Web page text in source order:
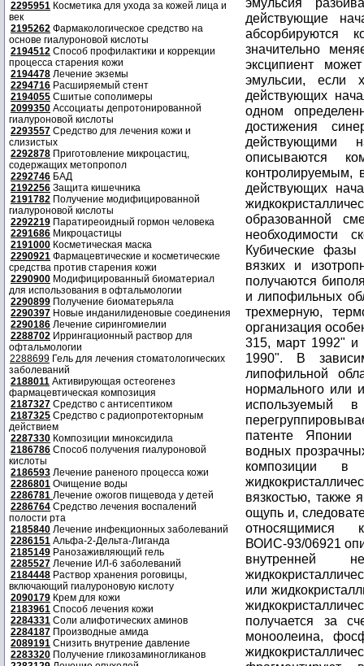
2295951 Косметика для ухода за кожей лица и
век
2195262 Фармакологическое средство на
основе гиалуроновой кислоты
2194512 Способ профилактики и коррекции
процесса старения кожи
2194478 Лечение экземы
2294716 Расширяемый стент
2194055 Сшитые сополимеры
2099350 Ассоциаты депротонированной
гиалуроновой кислоты
2293557 Средство для лечения кожи и
слизистых
2292878 Приготовление микроцастиц,
содержащих метопропол
2292746 БАД
2192256 Защита кишечника
2191782 Получение модифицированной
гиалуроновой кислоты
2292219 Паратиреоидный гормон человека
2291686 Микроцастицы
2191000 Косметическая маска
2290921 Фармацевтические и косметические
средства против старения кожи
2290900 Модифицированный биоматериал
для использования в офтальмологии
2290899 Получение биоматерьяла
2290397 Новые инданилиденовые соединения
2290186 Лечение сирингомиелии
2288702 Иррингационный раствор для
офтальмологии
2288699 Гель для лечения стоматологических
заболеваний
2188011 Активирующая остеогенез
фармацевтическая композиция
2187327 Средство с антисептиком
2187325 Средство с радиопротекторным
действием
2287330 Композиции миноксидила
2186786 Способ получения гиалуроновой
кислоты
2186593 Лечение раненого процесса кожи
2286801 Очищение воды
2286781 Лечение ожогов пищевода у детей
2286764 Средство лечения воспалений
полости рта
2185840 Лечение инфекционных заболеваний
2286151 Альфа-2-Дельта-Лиганда
2185149 Ранозаживляющий гель
2285527 Лечение ИЛ-6 заболеваний
2184448 Раствор хранения роговицы,
включающий гиалуроновую кислоту
2090179 Крем для кожи
2183961 Способ лечения кожи
2284331 Соли алифотических аминов
2284187 Производные амида
2089191 Снизить внутрение давление
2283320 Получение гликозаминогликанов
действующие
абсорбируются
значительно
эксципиент
эмульсии, если
действующих
одном
достижения
описываются
контролируемым,
действующих
образованной
необходимости
Кубические
вязких и
получаются
и липофильных
трехмерную,
организация
315, март 1992" и
1990". В
липофильной
нормального или
используемый
патенте Японии
водных
композиции
вязкостью, также
ощупь и,
относящимися
ВОИС-93/06921
внутренней
или
получается за
моноолеина,